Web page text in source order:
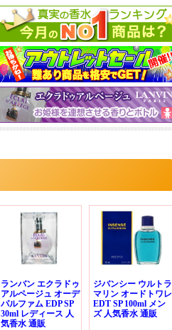
ランバン エクラドゥ
アルページュ オーデ
パルファム EDP SP
30ml レディース 人
気香水 通販
ジバンシー ウルトラ
マリン オードトワレ
EDT SP 100ml メン
ズ 人気香水 通販